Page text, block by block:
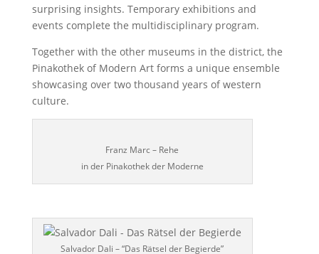
surprising insights. Temporary exhibitions and
events complete the multidisciplinary program.
Together with the other museums in the district, the
Pinakothek of Modern Art forms a unique ensemble
showcasing over two thousand years of western
culture.
Franz Marc – Rehe
in der Pinakothek der Moderne
Salvador Dali – “Das Rätsel der Begierde”